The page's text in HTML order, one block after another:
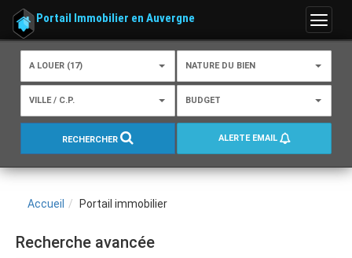
Menu
Portail Immobilier en Auvergne
A LOUER (17) NATURE DU BIEN
VILLE / C.P. BUDGET
RECHERCHER ALERTE EMAIL
Accueil Portail immobilier
Recherche avancée